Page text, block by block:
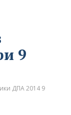
9
ДПА 2014 9